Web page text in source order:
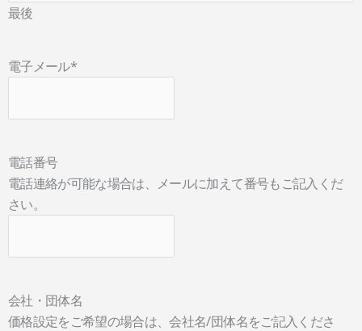
最後
電子メール*
電話番号
電話連絡が可能な場合は、メールに加えて番号もご記入くだ
さい。
会社・団体名
価格設定をご希望の場合は、会社名/団体名をご記入くださ